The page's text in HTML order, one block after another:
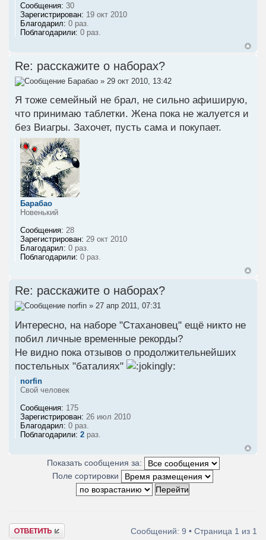
Сообщения: 30
Зарегистрирован: 19 окт 2010
Благодарил: 0 раз.
Поблагодарили: 0 раз.
Re: расскажите о наборах?
Барабао » 29 окт 2010, 13:42
Я тоже семейный не брал, не сильно афиширую,
что принимаю таблетки. Жена пока не жалуется и
без Виагры. Захочет, пусть сама и покупает.
Барабао
Новенький
Сообщения: 28
Зарегистрирован: 29 окт 2010
Благодарил: 0 раз.
Поблагодарили: 0 раз.
Re: расскажите о наборах?
norfin » 27 апр 2011, 07:31
Интересно, на наборе "Стахановец" ещё никто не
побил личные временные рекорды?
Не видно пока отзывов о продолжительнейших
постельных "баталиях"
norfin
Свой человек
Сообщения: 175
Зарегистрирован: 26 июл 2010
Благодарил: 0 раз.
Поблагодарили: 2 раз.
Показать сообщения за:
Поле сортировки
Ответить Сообщений: 9 • Страница 1 из 1